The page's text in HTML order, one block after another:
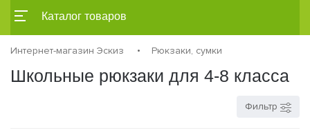
Каталог товаров
Интернет-магазин Эскиз Рюкзаки, сумки
Школьные рюкзаки для 4-8 класса
Фильтр